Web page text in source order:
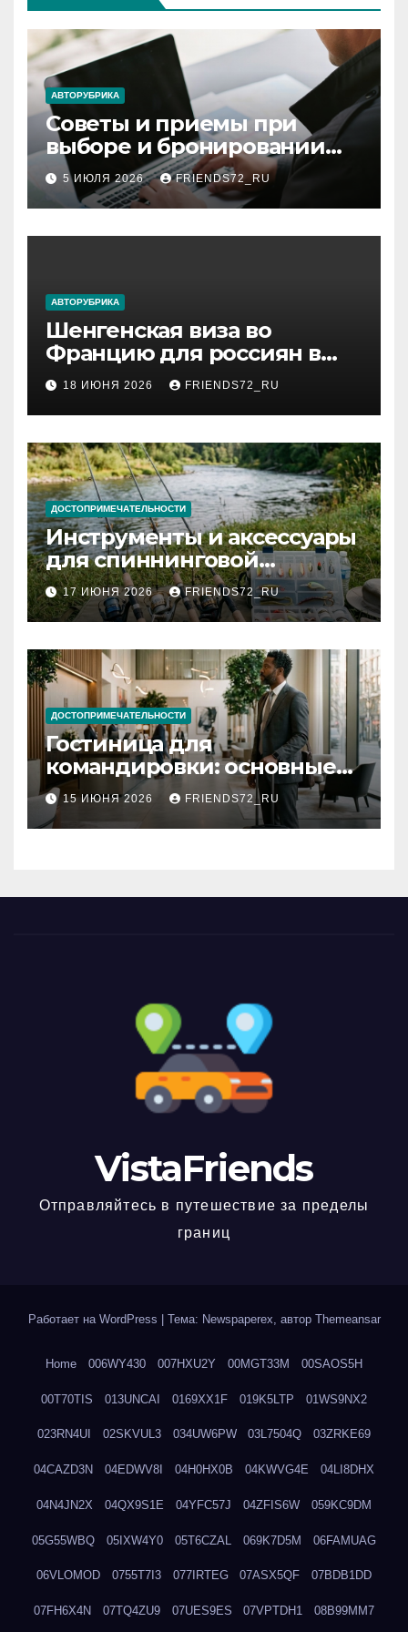
АВТОРУБРИКА
Советы и приемы при
выборе и бронировании
авиабилетов
5 ИЮЛЯ 2026 FRIENDS72_RU
АВТОРУБРИКА
Шенгенская виза во
Францию для россиян в
2026 году: сроки от 3 дней
и список необходимых
документов
18 ИЮНЯ 2026 FRIENDS72_RU
ДОСТОПРИМЕЧАТЕЛЬНОСТИ
Инструменты и аксессуары
для спиннинговой
рыбалки: назначение и
типы
17 ИЮНЯ 2026 FRIENDS72_RU
ДОСТОПРИМЕЧАТЕЛЬНОСТИ
Гостиница для
командировки: основные
критерии выбора
15 ИЮНЯ 2026 FRIENDS72_RU
VistaFriends
Отправляйтесь в путешествие за пределы
границ
Работает на WordPress Тема: Newspaperex, автор Themeansar
Home 006WY430 007HXU2Y 00MGT33M 00SAOS5H
00T70TIS 013UNCAI 0169XX1F 019K5LTP 01WS9NX2
023RN4UI 02SKVUL3 034UW6PW 03L7504Q 03ZRKE69
04CAZD3N 04EDWV8I 04H0HX0B 04KWVG4E 04LI8DHX
04N4JN2X 04QX9S1E 04YFC57J 04ZFIS6W 059KC9DM
05G55WBQ 05IXW4Y0 05T6CZAL 069K7D5M 06FAMUAG
06VLOMOD 0755T7I3 077IRTEG 07ASX5QF 07BDB1DD
07FH6X4N 07TQ4ZU9 07UES9ES 07VPTDH1 08B99MM7